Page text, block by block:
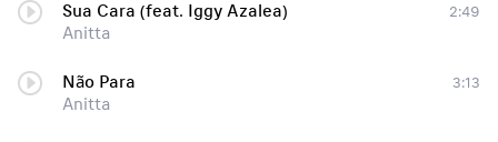
Sua Cara (feat. Iggy Azalea)
Anitta
2:49
Não Para
Anitta
3:13